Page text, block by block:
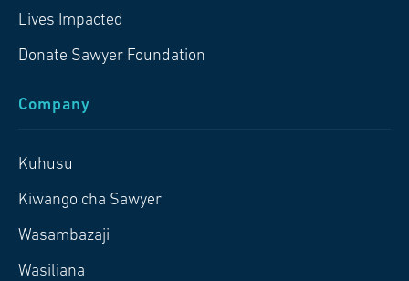
Lives Impacted
Donate Sawyer Foundation
Company
Kuhusu
Kiwango cha Sawyer
Wasambazaji
Wasiliana